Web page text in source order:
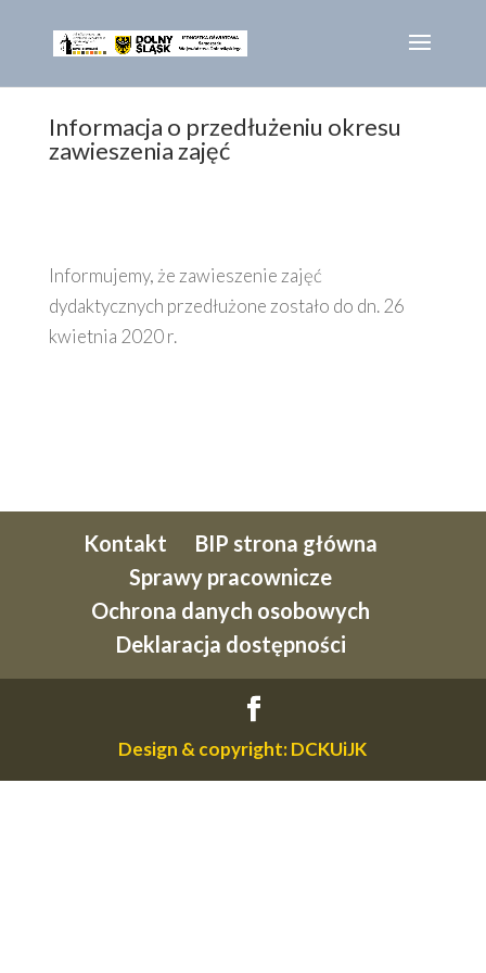
Informacja o przedłużeniu okresu
zawieszenia zajęć
Informujemy, że zawieszenie zajęć
dydaktycznych przedłużone zostało do dn. 26
kwietnia 2020 r.
Kontakt
BIP strona główna
Sprawy pracownicze
Ochrona danych osobowych
Deklaracja dostępności
Design & copyright: DCKUiJK